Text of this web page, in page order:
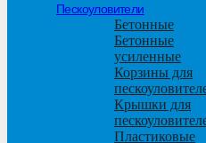
Пескоуловители
Бетонные
Бетонные
усиленные
Корзины для
Крышки для
Пластиковые